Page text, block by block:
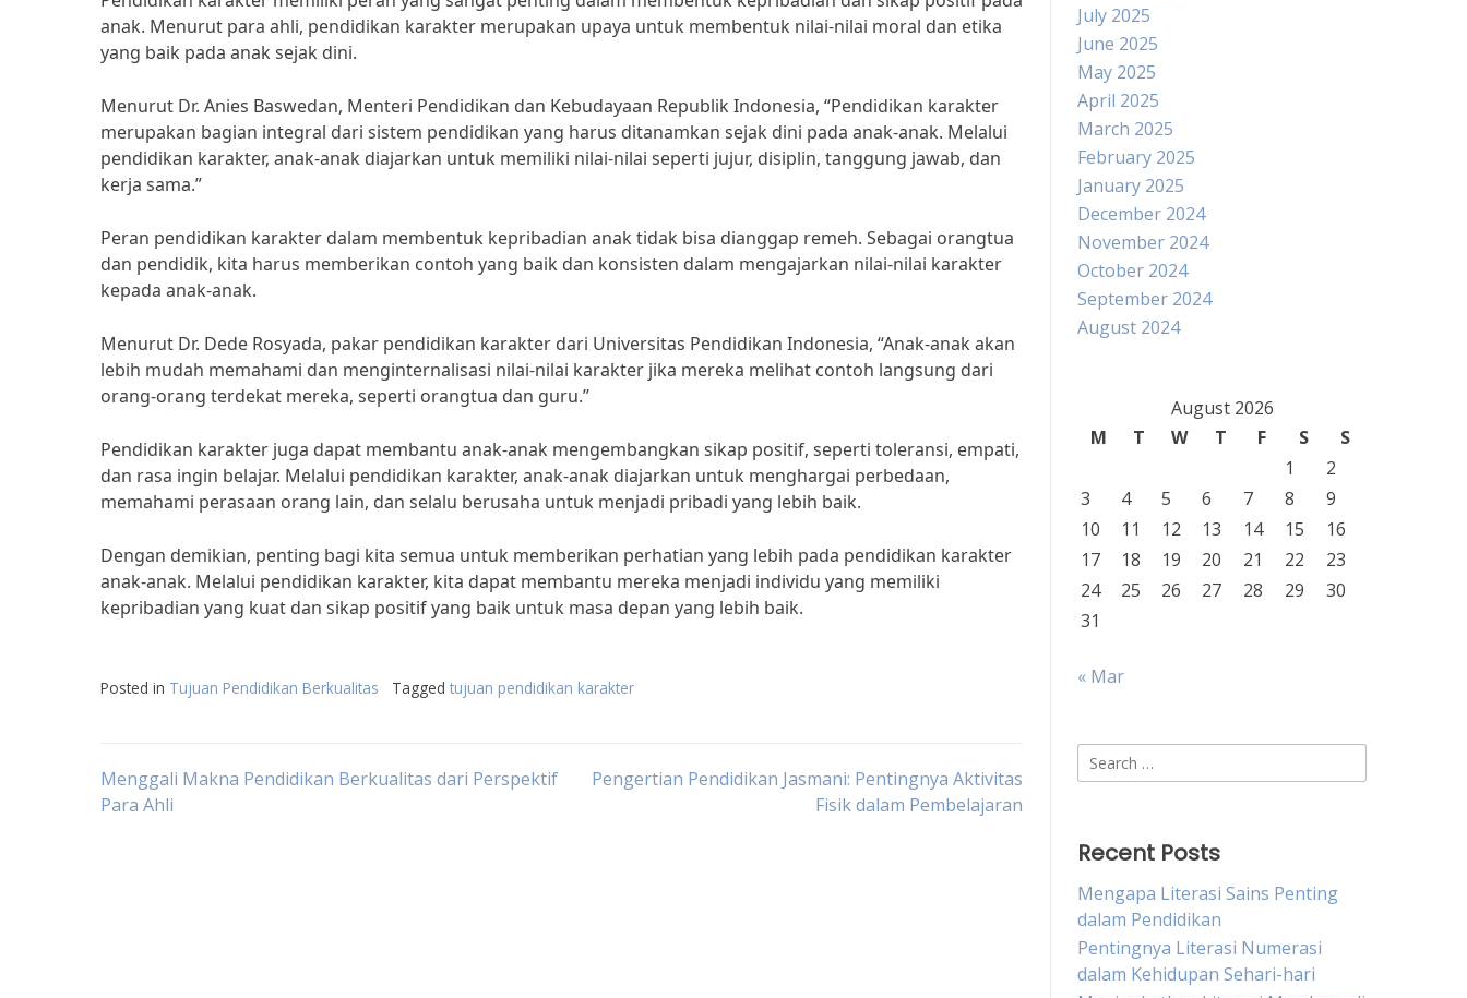
anak. Menurut para ahli, pendidikan karakter merupakan upaya untuk membentuk nilai-nilai moral dan etika
yang baik pada anak sejak dini.
Menurut Dr. Anies Baswedan, Menteri Pendidikan dan Kebudayaan Republik Indonesia, “Pendidikan karakter
merupakan bagian integral dari sistem pendidikan yang harus ditanamkan sejak dini pada anak-anak. Melalui
pendidikan karakter, anak-anak diajarkan untuk memiliki nilai-nilai seperti jujur, disiplin, tanggung jawab, dan
kerja sama.”
Peran pendidikan karakter dalam membentuk kepribadian anak tidak bisa dianggap remeh. Sebagai orangtua
dan pendidik, kita harus memberikan contoh yang baik dan konsisten dalam mengajarkan nilai-nilai karakter
kepada anak-anak.
Menurut Dr. Dede Rosyada, pakar pendidikan karakter dari Universitas Pendidikan Indonesia, “Anak-anak akan
lebih mudah memahami dan menginternalisasi nilai-nilai karakter jika mereka melihat contoh langsung dari
orang-orang terdekat mereka, seperti orangtua dan guru.”
Pendidikan karakter juga dapat membantu anak-anak mengembangkan sikap positif, seperti toleransi, empati,
dan rasa ingin belajar. Melalui pendidikan karakter, anak-anak diajarkan untuk menghargai perbedaan,
memahami perasaan orang lain, dan selalu berusaha untuk menjadi pribadi yang lebih baik.
Dengan demikian, penting bagi kita semua untuk memberikan perhatian yang lebih pada pendidikan karakter
anak-anak. Melalui pendidikan karakter, kita dapat membantu mereka menjadi individu yang memiliki
kepribadian yang kuat dan sikap positif yang baik untuk masa depan yang lebih baik.
Posted in Tujuan Pendidikan Berkualitas Tagged tujuan pendidikan karakter
Post
Menggali Makna Pendidikan Berkualitas dari Perspektif
Para Ahli
Pengertian Pendidikan Jasmani: Pentingnya Aktivitas
Fisik dalam Pembelajaran
July 2025
June 2025
May 2025
April 2025
March 2025
February 2025
January 2025
December 2024
November 2024
October 2024
September 2024
August 2024
August 2026
M
T W T F S
S
1
2
3
4 5 6 7 8
9
10
11 12 13 14 15
16
17
18 19 20 21 22
23
24
25 26 27 28 29
30
31
« Mar
Search
for:
Recent Posts
Mengapa Literasi Sains Penting
dalam Pendidikan
Pentingnya Literasi Numerasi
dalam Kehidupan Sehari-hari